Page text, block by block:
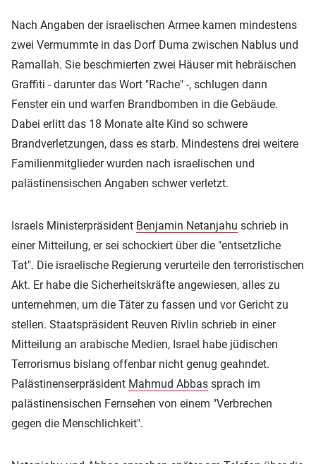
Nach Angaben der israelischen Armee kamen mindestens
zwei Vermummte in das Dorf Duma zwischen Nablus und
Ramallah. Sie beschmierten zwei Häuser mit hebräischen
Graffiti - darunter das Wort "Rache" -, schlugen dann
Fenster ein und warfen Brandbomben in die Gebäude.
Dabei erlitt das 18 Monate alte Kind so schwere
Brandverletzungen, dass es starb. Mindestens drei weitere
Familienmitglieder wurden nach israelischen und
palästinensischen Angaben schwer verletzt.
Israels Ministerpräsident Benjamin Netanjahu schrieb in
einer Mitteilung, er sei schockiert über die "entsetzliche
Tat". Die israelische Regierung verurteile den terroristischen
Akt. Er habe die Sicherheitskräfte angewiesen, alles zu
unternehmen, um die Täter zu fassen und vor Gericht zu
stellen. Staatspräsident Reuven Rivlin schrieb in einer
Mitteilung an arabische Medien, Israel habe jüdischen
Terrorismus bislang offenbar nicht genug geahndet.
Palästinenserpräsident Mahmud Abbas sprach im
palästinensischen Fernsehen von einem "Verbrechen
gegen die Menschlichkeit".